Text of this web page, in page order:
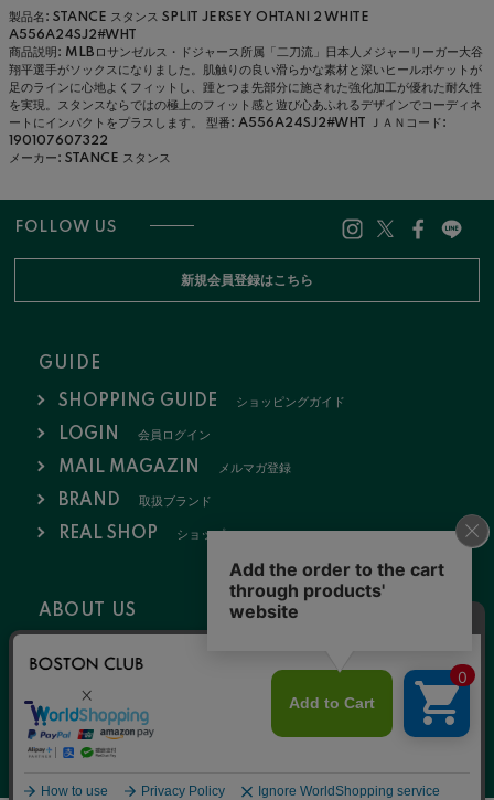
製品名: STANCE スタンス SPLIT JERSEY OHTANI 2 WHITE
A556A24SJ2#WHT
商品説明: MLBロサンゼルス・ドジャース所属「二刀流」日本人メジャーリーガー大谷
翔平選手がソックスになりました。肌触りの良い滑らかな素材と深いヒールポケットが
足のラインに心地よくフィットし、踵とつま先部分に施された強化加工が優れた耐久性
を実現。スタンスならではの極上のフィット感と遊び心あふれるデザインでコーディネ
ートにインパクトをプラスします。
型番: A556A24SJ2#WHT ＪＡＮコード:
190107607322
メーカー: STANCE スタンス
FOLLOW US
新規会員登録はこちら
GUIDE
SHOPPING GUIDE ショッピングガイド
LOGIN 会員ログイン
MAIL MAGAZIN メルマガ登録
BRAND 取扱ブランド
REAL SHOP ショップ
ABOUT US
特定商取引法
ポリシー
2020 © NULL K.K.